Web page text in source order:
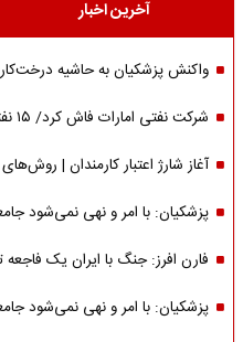
آخرین اخبار
واکنش پزشکیان به حاشیه
شرکت نفتی امارات فاش کرد/ ۱۵ نفتکش‌مان منفجر شد
آغاز شارژ اعتبار کارمندان |
پزشکیان: با امر و نهی نمی‌شود
فارن افرز: جنگ با ایران یک فاجعه
پزشکیان: با امر و نهی نمی‌شود